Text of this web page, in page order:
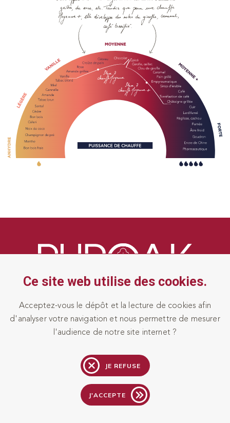
LA VOVE 10160 AIX-VILLEMAUR-PALIS | FRANCE
03 25 83 24 78
CONTACT@PUROAK.FR
CONDITIONS GÉNÉRALES DE VENTE
MENTIONS LÉGALES
Ce site web utilise des cookies.
Acceptez-vous le dépôt et la lecture de cookies afin
d'analyser votre navigation et nous permettre de mesurer
l'audience de notre site internet ?
JE REFUSE
J'ACCEPTE